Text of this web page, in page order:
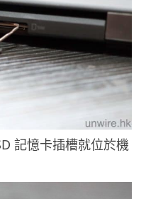
記憶卡插槽就位於機